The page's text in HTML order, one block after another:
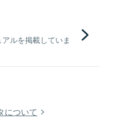
ルを掲載していま
について